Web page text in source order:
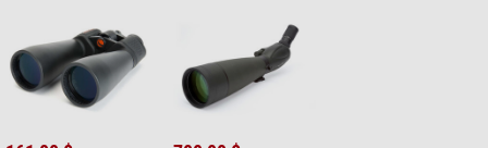
Observation du soleil > Filtres solaires (3)
Filtres solaires Omegon Solar
Safe Easy Cam Filter
6,90 $*